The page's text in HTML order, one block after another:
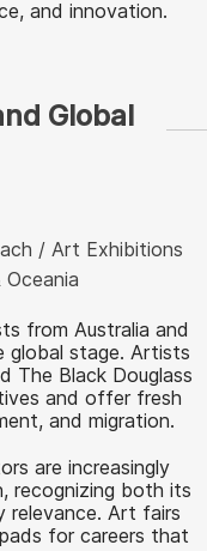
and innovation.
Global
from Australia and
global stage. Artists
The Black Douglass
and offer fresh
and migration.
are increasingly
recognizing both its
relevance. Art fairs
for careers that